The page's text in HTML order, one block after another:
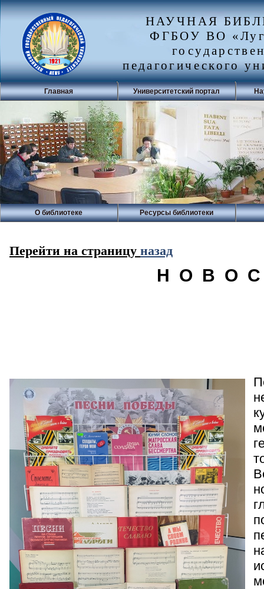
НАУЧНАЯ
ФГБОУ ВО
педагогического
Главная Университетский портал
О библиотеке Ресурсы библиотеки
Перейти на страницу назад
Н О В О